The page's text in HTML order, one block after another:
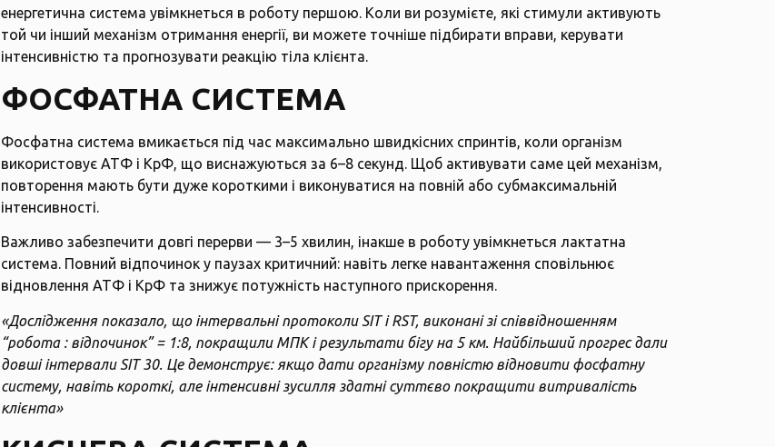
енергетична система увімкнеться в роботу першою. Коли ви розумієте, які стимули активують
той чи інший механізм отримання енергії, ви можете точніше підбирати вправи, керувати
інтенсивністю та прогнозувати реакцію тіла клієнта.
ФОСФАТНА СИСТЕМА
Фосфатна система вмикається під час максимально швидкісних спринтів, коли організм
використовує АТФ і КрФ, що виснажуються за 6–8 секунд. Щоб активувати саме цей механізм,
повторення мають бути дуже короткими і виконуватися на повній або субмаксимальній
інтенсивності.
Важливо забезпечити довгі перерви — 3–5 хвилин, інакше в роботу увімкнеться лактатна
система. Повний відпочинок у паузах критичний: навіть легке навантаження сповільнює
відновлення АТФ і КрФ та знижує потужність наступного прискорення.
«Дослідження показало, що інтервальні протоколи SIT і RST, виконані зі співвідношенням
“робота : відпочинок” = 1:8, покращили МПК і результати бігу на 5 км. Найбільший прогрес дали
довші інтервали SIT 30. Це демонструє: якщо дати організму повністю відновити фосфатну
систему, навіть короткі, але інтенсивні зусилля здатні суттєво покращити витривалість
клієнта»